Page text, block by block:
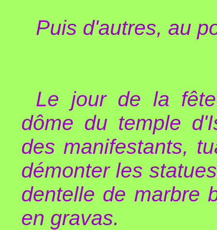
Puis d'autres, au
Le jour de la
dôme du temple
des manifestants,
démonter les
dentelle de marbre
en gravas.